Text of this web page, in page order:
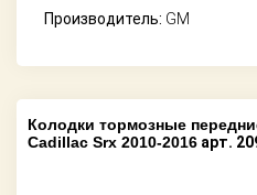
Производитель: GM
Колодки тормозные
Cadillac Srx 2010-2016 арт.